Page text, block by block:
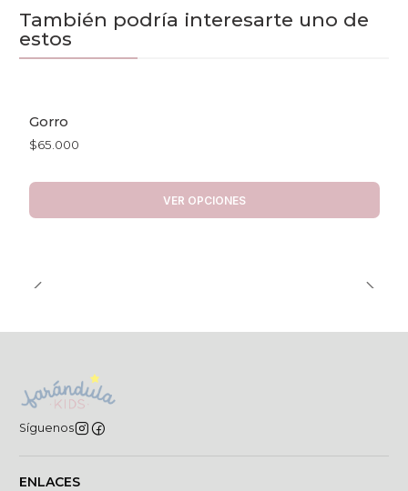
También podría interesarte uno de
estos
Gorro
$65.000
VER OPCIONES
Síguenos
ENLACES